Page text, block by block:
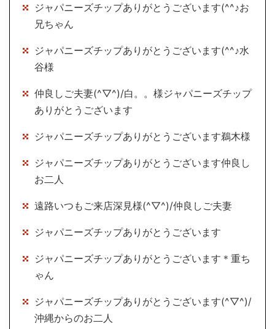
ジャパニーズチップありがとうございます(^^♪お
兄ちゃん
ジャパニーズチップありがとうございます(^^♪水
谷様
仲良しご夫妻(^▽^)/白。。様ジャパニーズチップ
ありがとうございます
ジャパニーズチップありがとうございます鵜木様
ジャパニーズチップありがとうございます仲良し
お二人
遠路いつもご来店深見様(^▽^)/仲良しご夫妻
ジャパニーズチップありがとうございます
ジャパニーズチップありがとうございます＊重ち
ゃん
ジャパニーズチップありがとうございます(^▽^)/
沖縄からのお二人